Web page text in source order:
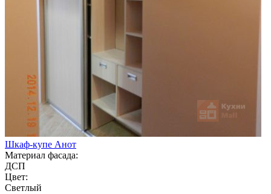
Шкаф-купе Анот
Материал фасада:
ДСП
Цвет:
Светлый